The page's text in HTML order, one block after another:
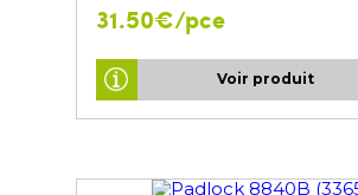
31.50€/pce
Voir produit